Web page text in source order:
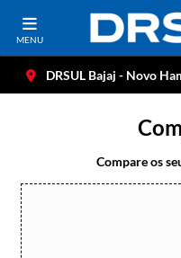
MENU
DRSUL Bajaj - Novo
Compare os